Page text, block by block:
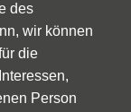
des
wir können
die
Person